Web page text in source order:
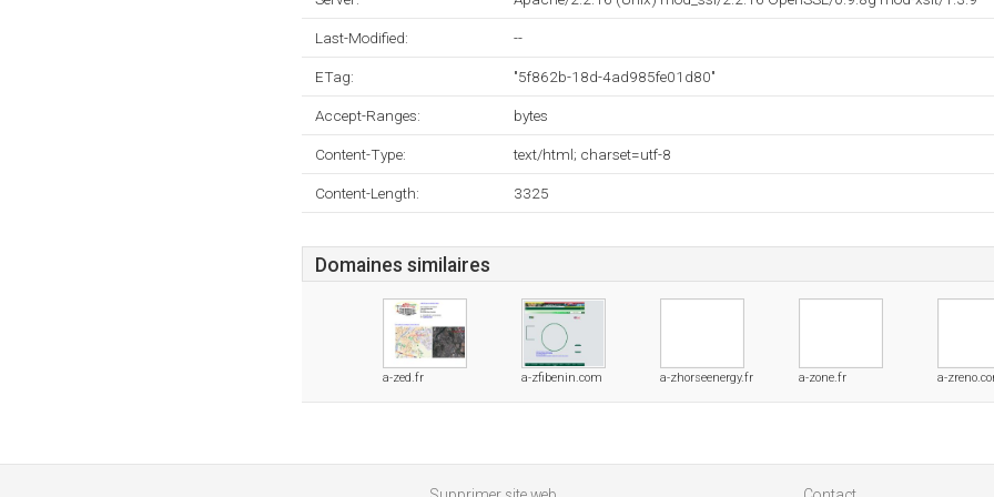
Last-Modified: --
ETag: "5f862b-18d-4ad985fe01d80"
Accept-Ranges: bytes
Content-Type: text/html; charset=utf-8
Content-Length: 3325
Domaines similaires
a-zed.fr a-zfibenin.com a-zhorseenergy.fr a-zone.fr a-